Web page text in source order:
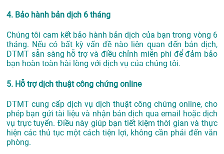
4. Bảo hành bản dịch 6 tháng
Chúng tôi cam kết bảo hành bản dịch của bạn trong vòng 6
tháng. Nếu có bất kỳ vấn đề nào liên quan đến bản dịch,
DTMT sẵn sàng hỗ trợ và điều chỉnh miễn phí để đảm bảo
bạn hoàn toàn hài lòng với dịch vụ của chúng tôi.
5. Hỗ trợ dịch thuật công chứng online
DTMT cung cấp dịch vụ dịch thuật công chứng online, cho
phép bạn gửi tài liệu và nhận bản dịch qua email hoặc dịch
vụ trực tuyến. Điều này giúp bạn tiết kiệm thời gian và thực
hiện các thủ tục một cách tiện lợi, không cần phải đến văn
phòng.